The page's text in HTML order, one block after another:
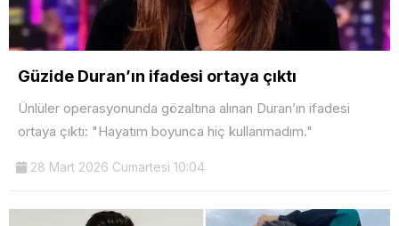
Güzide Duran’ın ifadesi ortaya çıktı
Ünlüler operasyonunda gözaltına alınan Duran’ın ifadesi
ortaya çıktı: "Hayatım boyunca hiç kullanmadım."
28 Mart 2026 Cumartesi 10:04